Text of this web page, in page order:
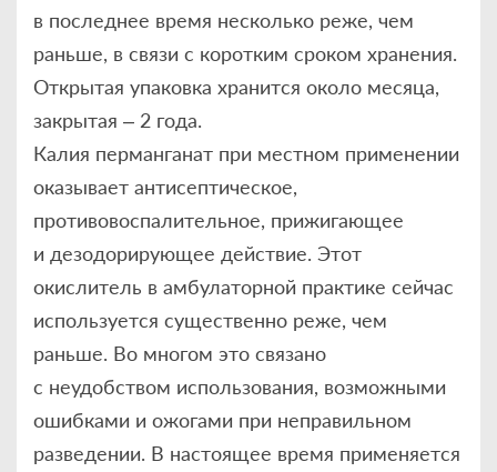
в последнее время несколько реже, чем
раньше, в связи с коротким сроком хранения.
Открытая упаковка хранится около месяца,
закрытая – 2 года.
Калия перманганат при местном применении
оказывает антисептическое,
противовоспалительное, прижигающее
и дезодорирующее действие. Этот
окислитель в амбулаторной практике сейчас
используется существенно реже, чем
раньше. Во многом это связано
с неудобством использования, возможными
ошибками и ожогами при неправильном
разведении. В настоящее время применяется